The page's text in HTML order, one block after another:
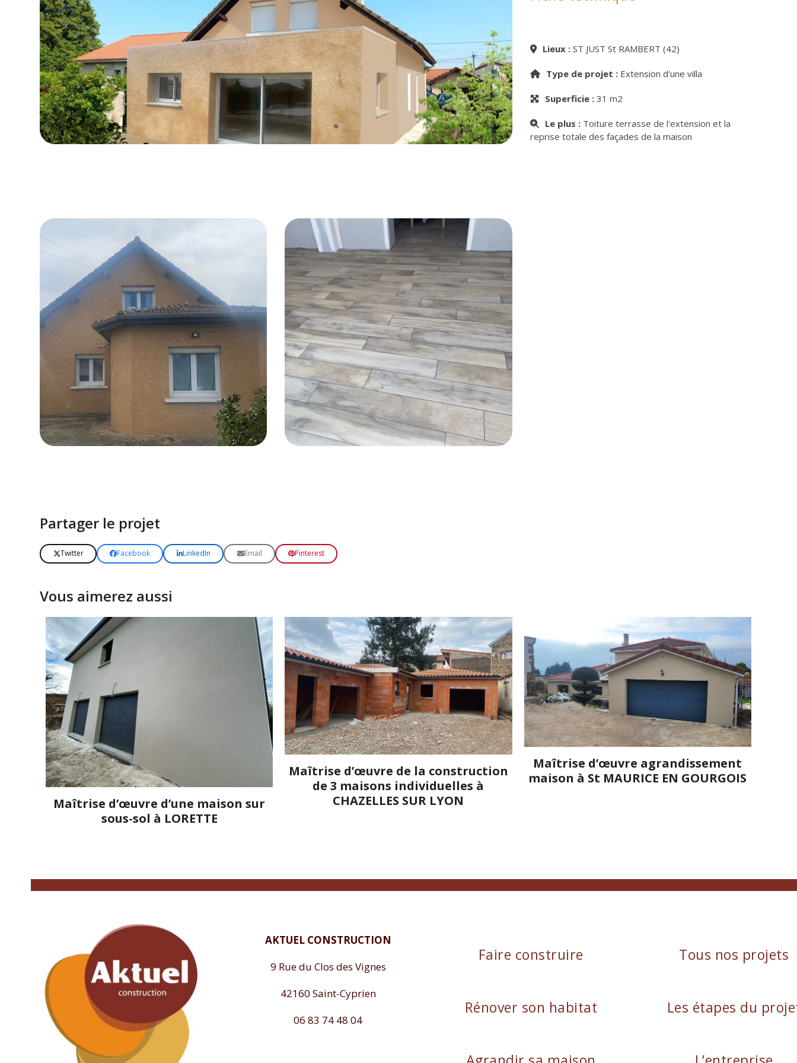
Lieux :ST JUST St RAMBERT (42)
Type de projet :Extension d'une villa
Superficie :31 m2
Le plus :Toiture terrasse de l'extension et la
reprise totale des façades de la maison
Partager le projet
Twitter Facebook LinkedIn Email Pinterest
Vous aimerez aussi
Maîtrise d’œuvre d’une maison sur
sous-sol à LORETTE
Maîtrise d’œuvre de la construction
de 3 maisons individuelles à
CHAZELLES SUR LYON
Maîtrise d’œuvre agrandissement
maison à St MAURICE EN GOURGOIS
AKTUEL CONSTRUCTION
9 Rue du Clos des Vignes
42160 Saint-Cyprien
06 83 74 48 04
Faire construire
Rénover son habitat
Tous nos projets
Les étapes du